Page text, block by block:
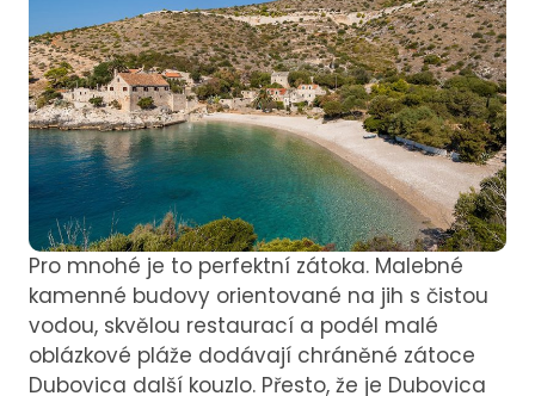
Pro mnohé je to perfektní zátoka. Malebné
kamenné budovy orientované na jih s čistou
vodou, skvělou restaurací a podél malé
oblázkové pláže dodávají chráněné zátoce
Dubovica další kouzlo. Přesto, že je Dubovica